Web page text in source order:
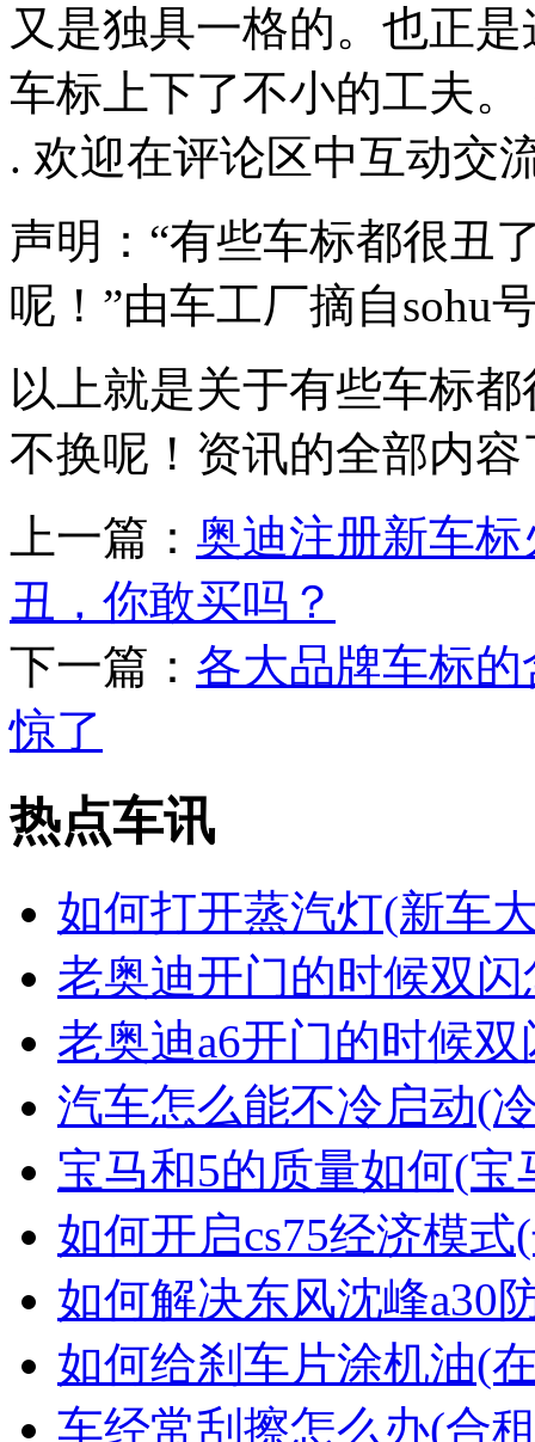
又是独具一格的。也正
车标上下了不小的工夫
. 欢迎在评论区中互动交
声明：“有些车标都很丑
呢！”由车工厂摘自sohu
以上就是关于有些车标
不换呢！资讯的全部内容
上一篇： 奥迪注册新车
丑，你敢买吗？
下一篇： 各大品牌车标
惊了
热点车讯
如何打开蒸汽灯(新车
老奥迪开门的时候双
老奥迪a6开门的时候
汽车怎么能不冷启动(
宝马和5的质量如何(宝
如何开启cs75经济模式
如何解决东风沈峰a30
如何给刹车片涂机油(
车经常刮擦怎么办(合